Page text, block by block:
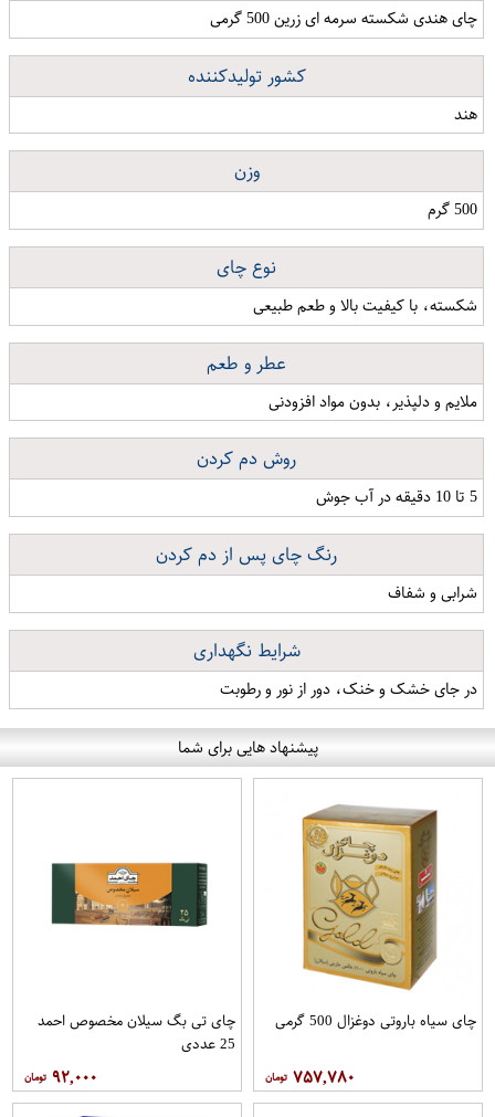
چای هندی شکسته سرمه ای زرین 500 گرمی
کشور تولیدکننده
هند
وزن
500 گرم
نوع چای
شکسته، با کیفیت بالا و طعم طبیعی
عطر و طعم
ملایم و دلپذیر، بدون مواد افزودنی
روش دم کردن
5 تا 10 دقیقه در آب جوش
رنگ چای پس از دم کردن
شرابی و شفاف
شرایط نگهداری
در جای خشک و خنک، دور از نور و رطوبت
پیشنهاد هایی برای شما
چای سیاه باروتی دوغزال 500 گرمی
۷۵۷,۷۸۰
چای تی بگ سیلان مخصوص احمد
25 عددی
۹۲,۰۰۰